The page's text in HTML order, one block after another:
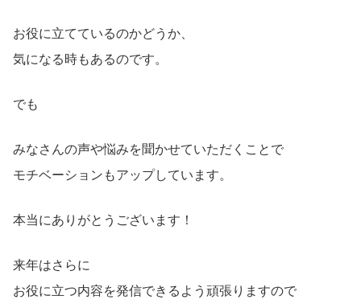
お役に立てているのかどうか、
気になる時もあるのです。
でも
みなさんの声や悩みを聞かせていただくことで
モチベーションもアップしています。
本当にありがとうございます！
来年はさらに
お役に立つ内容を発信できるよう頑張りますので